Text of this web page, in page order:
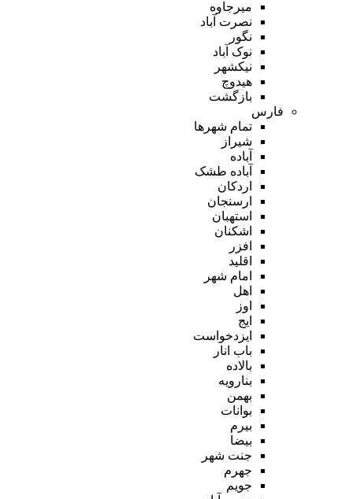
میرجاوه
نصرت آباد
نگور
نوک آباد
نیکشهر
هیدوچ
بازگشت
فارس
تمام شهر‌ها
شیراز
آباده
آباده طشک
اردکان
ارسنجان
استهبان
اشکنان
افزر
اقلید
امام شهر
اهل
اوز
ایج
ایزدخواست
باب انار
بالاده
بنارویه
بهمن
بوانات
بیرم
بیضا
جنت شهر
جهرم
جویم